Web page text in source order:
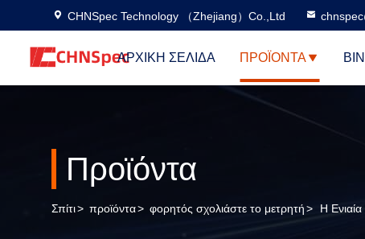
CHNSpec Technology （Zhejiang）Co.,Ltd
ΑΡΧΙΚΉ ΣΕΛΊΔΑ ΠΡΟΪΌΝΤΑ
Προϊόντα
Σπίτι> προϊόντα> φορητός σχολιάστε το μετρητή> Η